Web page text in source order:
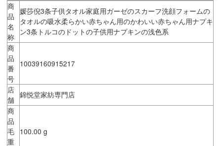
商
品
名
称
媛莎倪3条子供タオル家庭用ガーゼのスカーフ洗顔フォームの
タオルの吸水柔らかい赤ちゃん用のかわいい赤ちゃん用ナプキ
ン3条トルコのドットの子供用ナプキンの浅色系
商
品
番
号
10039160915217
店
舗
錦悦堂家紡専門店
商
品
毛
重
100.00 g